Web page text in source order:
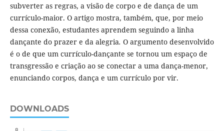
subverter as regras, a visão de corpo e de dança de um
currículo-maior. O artigo mostra, também, que, por meio
dessa conexão, estudantes aprendem seguindo a linha
dançante do prazer e da alegria. O argumento desenvolvido
é o de que um currículo-dançante se tornou um espaço de
transgressão e criação ao se conectar a uma dança-menor,
enunciando corpos, dança e um currículo por vir.
DOWNLOADS